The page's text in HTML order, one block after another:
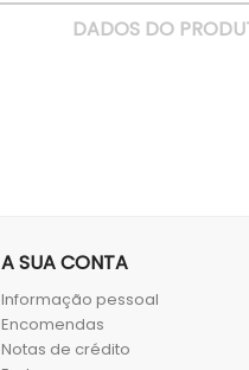
DADOS DO
A SUA CONTA
Informação pessoal
Encomendas
Notas de crédito